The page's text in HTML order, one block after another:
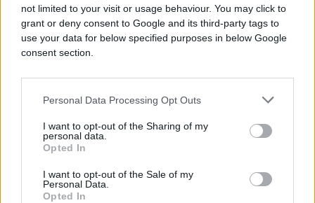
not limited to your visit or usage behaviour. You may click to
grant or deny consent to Google and its third-party tags to
use your data for below specified purposes in below Google
consent section.
Personal Data Processing Opt Outs
I want to opt-out of the Sharing of my
personal data.
Opted In
I want to opt-out of the Sale of my
Personal Data.
Opted In